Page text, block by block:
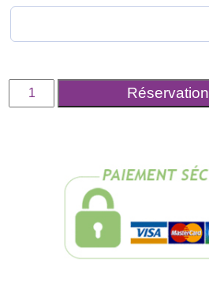
quantité
Réservation